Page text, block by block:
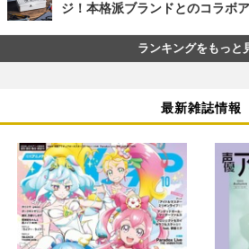
ジ！本格派ブランドとのコラボ
ランキングをもっと
最新雑誌情報